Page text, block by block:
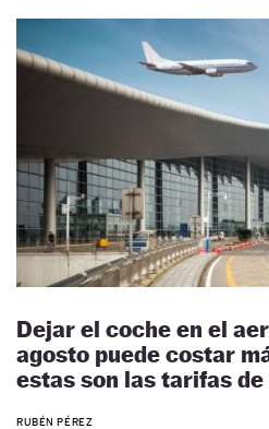
Dejar el coche en el
agosto puede costar
estas son las tarifas de
RUBÉN PÉREZ